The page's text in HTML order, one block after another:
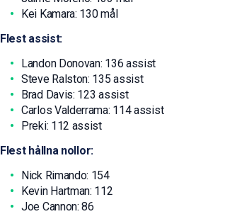
Kei Kamara: 130 mål
Flest assist:
Landon Donovan: 136 assist
Steve Ralston: 135 assist
Brad Davis: 123 assist
Carlos Valderrama: 114 assist
Preki: 112 assist
Flest hållna nollor:
Nick Rimando: 154
Kevin Hartman: 112
Joe Cannon: 86